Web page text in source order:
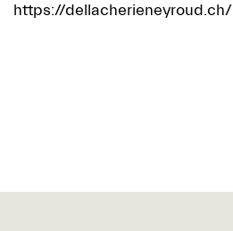
https://dellacherieneyroud.ch/